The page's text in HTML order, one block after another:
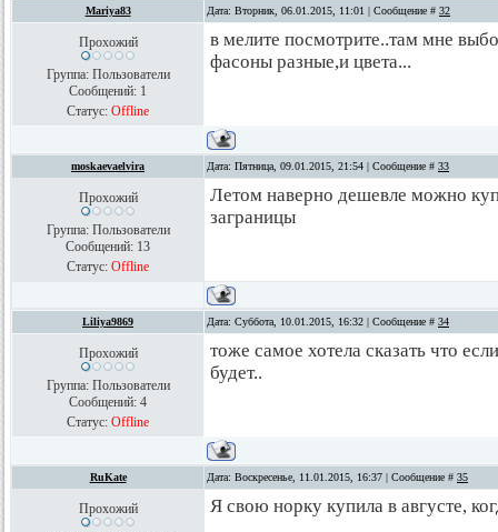
Mariya83 Дата: Вторник, 06.01.2015, 11:01 | Сообщение # 32
Прохожий
Группа: Пользователи
Сообщений: 1
Статус: Offline
в мелите посмотрите..там мне
фасоны разные,и цвета...
moskaevaelvira Дата: Пятница, 09.01.2015, 21:54 | Сообщение # 33
Прохожий
Группа: Пользователи
Сообщений: 13
Статус: Offline
Летом наверно дешевле можно
заграницы
Liliya9869 Дата: Суббота, 10.01.2015, 16:32 | Сообщение # 34
Прохожий
Группа: Пользователи
Сообщений: 4
Статус: Offline
тоже самое хотела сказать что
будет..
RuKate Дата: Воскресенье, 11.01.2015, 16:37 | Сообщение # 35
Прохожий Я свою норку купила в августе,